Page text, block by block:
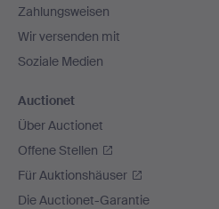
Zahlungsweisen
Wir versenden mit
Soziale Medien
Auctionet
Über Auctionet
Offene Stellen
Für Auktionshäuser
Die Auctionet-Garantie